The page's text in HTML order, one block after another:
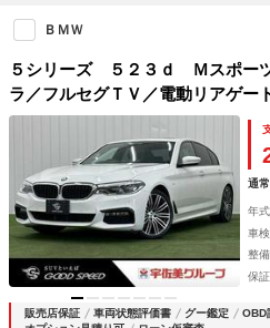
ＢＭＷ
５シリーズ ５２３ｄ Ｍスポー
ラ／フルセグＴＶ／電動リアゲー
インドスポット／ＥＴＣ／クリア
ライト／ステアリングリモコン／
通
年式
車検
整備
保証
販売店保証 車両状態評価書 グー鑑定 OBD